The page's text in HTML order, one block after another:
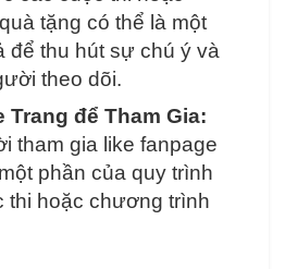
tặng có thể là một
để thu hút sự chú ý và
theo dõi.
Trang để Tham Gia:
tham gia like fanpage
phần của quy trình
thi hoặc chương trình